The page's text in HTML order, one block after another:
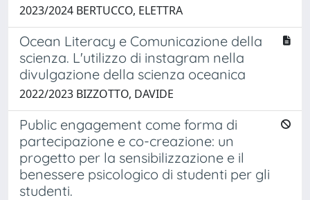
2023/2024 BERTUCCO, ELETTRA
Ocean Literacy e Comunicazione della
scienza. L'utilizzo di instagram nella
divulgazione della scienza oceanica
2022/2023 BIZZOTTO, DAVIDE
Public engagement come forma di
partecipazione e co-creazione: un
progetto per la sensibilizzazione e il
benessere psicologico di studenti per gli
studenti.